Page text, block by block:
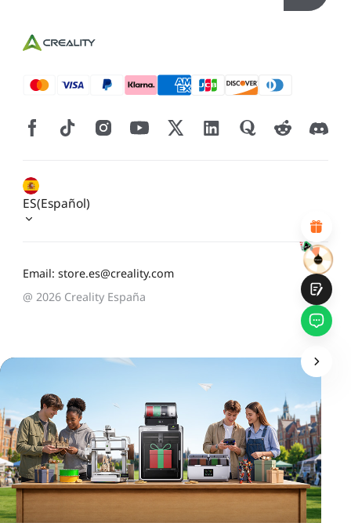
CALIFIQUE SU NIVEL DE SATISFACCIÓN CON ESTA
PÁGINA:
1
3 4 5 7 8 9 10
Email: store.es@creality.com
ES(Español)
@ 2026 Creality España